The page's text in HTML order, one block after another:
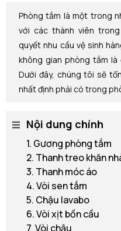
Phòng tắm là một trong
với các thành viên
quyết nhu cầu vệ sinh
không gian phòng tắm là
Dưới đây, chúng tôi sẽ
nhất định phải có trong
Nội dung chính
1. Gương phòng tắm
2. Thanh treo khăn
3. Thanh móc áo
4. Vòi sen tắm
5. Chậu lavabo
6. Vòi xịt bồn cầu
7. Vòi chậu